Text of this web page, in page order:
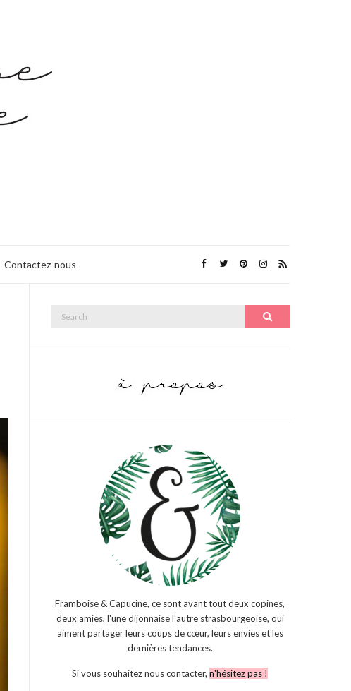
Contactez-nous
Search
Framboise & Capucine, ce sont avant tout deux copines,
deux amies, l'une dijonnaise l'autre strasbourgeoise, qui
aiment partager leurs coups de cœur, leurs envies et les
dernières tendances.
Si vous souhaitez nous contacter,n'hésitez pas !